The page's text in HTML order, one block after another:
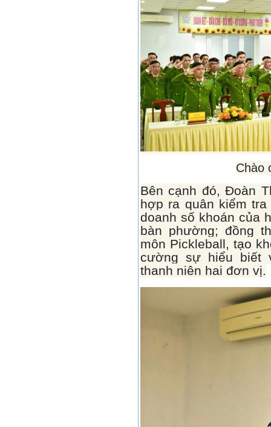
Chào
Bên cạnh đó, Đoàn
hợp ra quân kiểm
doanh số khoán của
bàn phường; đồng
môn Pickleball, tạo
cường sự hiểu biết
thanh niên hai đơn vị.